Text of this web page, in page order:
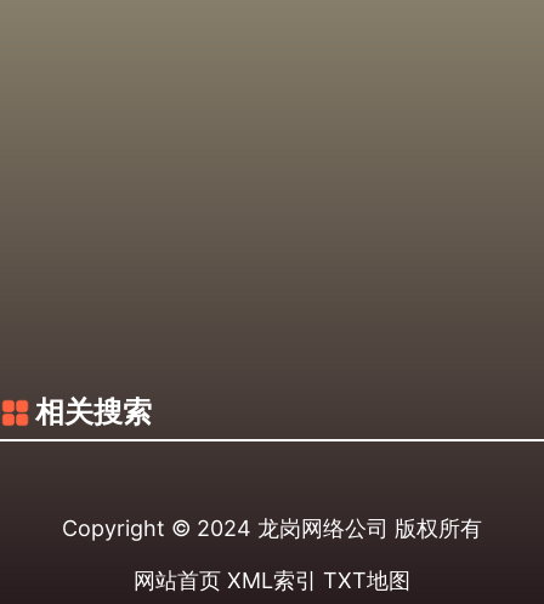
相关搜索
Copyright © 2024 龙岗网络公司 版权所有
网站首页 XML索引 TXT地图